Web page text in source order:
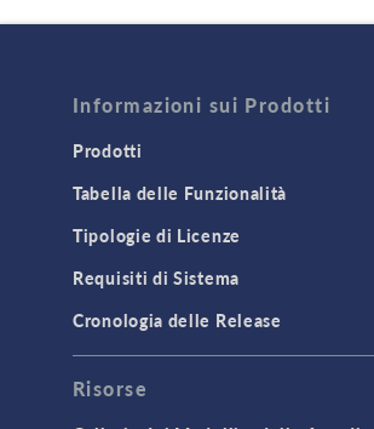
Informazioni sui Prodotti
Prodotti
Tabella delle Funzionalità
Tipologie di Licenze
Requisiti di Sistema
Cronologia delle Release
Risorse